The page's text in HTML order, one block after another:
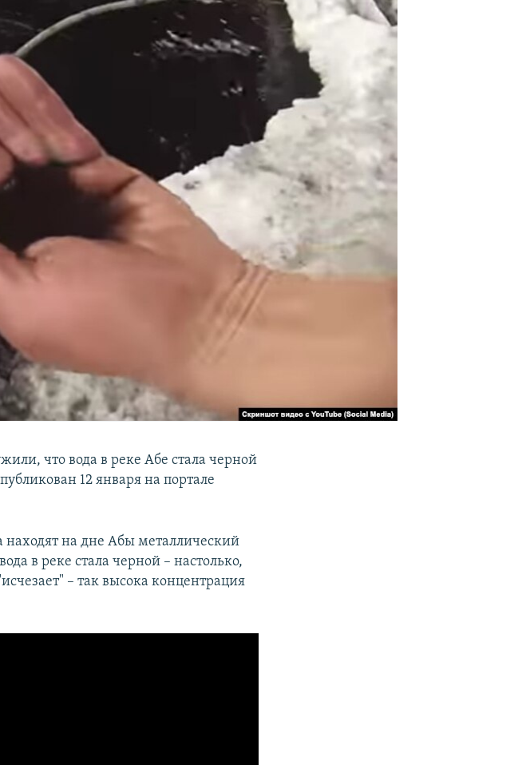
что вода в реке Абе стала черной
12 января на портале
на дне Абы металлический
в реке стала черной – настолько,
– так высока концентрация